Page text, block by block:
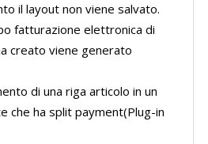
il layout non viene salvato.
fatturazione elettronica di
creato viene generato
di una riga articolo in un
che ha split payment(Plug-in